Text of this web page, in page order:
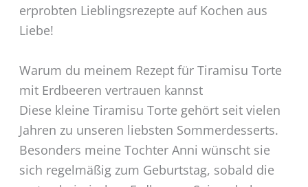
erprobten Lieblingsrezepte auf Kochen aus
Liebe!
Warum du meinem Rezept für Tiramisu Torte
mit Erdbeeren vertrauen kannst
Diese kleine Tiramisu Torte gehört seit vielen
Jahren zu unseren liebsten Sommerdesserts.
Besonders meine Tochter Anni wünscht sie
sich regelmäßig zum Geburtstag, sobald die